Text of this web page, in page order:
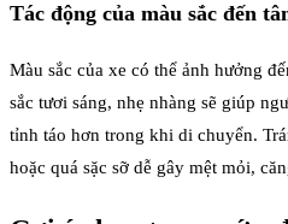
Tác động của màu sắc đến
Màu sắc của xe có thể ảnh hưởng
sắc tươi sáng, nhẹ nhàng sẽ giúp
tỉnh táo hơn trong khi di chuyển.
hoặc quá sặc sỡ dễ gây mệt mỏi,